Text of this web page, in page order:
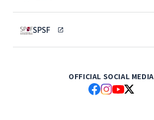
SPSF
OFFICIAL SOCIAL MEDIA